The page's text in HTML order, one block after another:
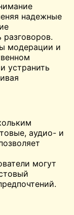
надежные
разговоров.
модерации и
устранить
аудио- и
могут